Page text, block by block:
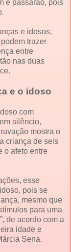
e passarão, pois
e idosos,
trazer
entre
nas duas
e o idoso
com
silêncio,
mostra o
criança de seis
o afeto entre
esse
pois se
mesmo que
para uma
de acordo com a
idade e
Sena.